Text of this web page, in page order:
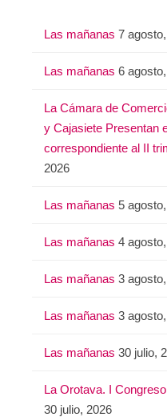
Las mañanas 7
Las mañanas 6
La Cámara de
y Cajasiete Presentan
correspondiente al II
2026
Las mañanas 5
Las mañanas 4
Las mañanas 3
Las mañanas 3
Las mañanas 30 julio,
La Orotava. I
30 julio, 2026